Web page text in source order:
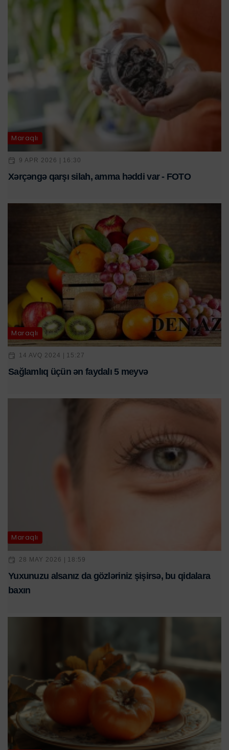
Maraqlı
9 APR 2026 | 16:30
Xərçəngə qarşı silah, amma həddi var - FOTO
Maraqlı
14 AVQ 2024 | 15:27
Sağlamlıq üçün ən faydalı 5 meyvə
Maraqlı
28 MAY 2026 | 18:59
Yuxunuzu alsanız da gözləriniz şişirsə, bu qidalara
baxın